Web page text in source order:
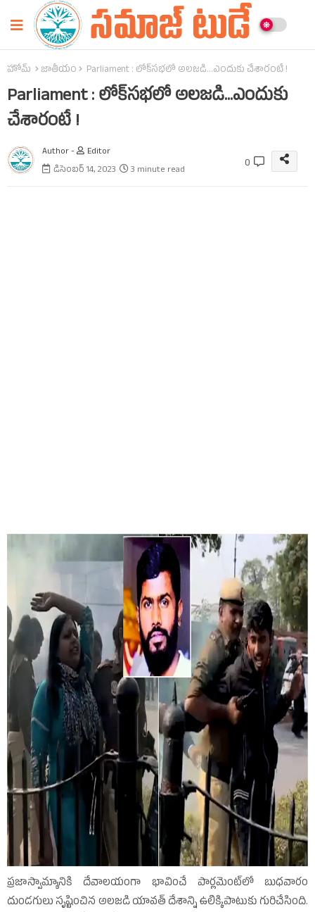
హోమ్ జాతీయం Parliament : లోక్‌సభలో అలజడి...ఎందుకు చేశారంటే !
Parliament : లోక్‌సభలో అలజడి...ఎందుకు
చేశారంటే !
Author -
Editor
డిసెంబర్ 14, 2023
3 minute read 0
ప్రజాస్వామ్యానికి దేవాలయంగా భావించే పార్లమెంట్‌లో బుధవారం
దుండగులు సృష్టించిన అలజడి యావత్‌ దేశాన్ని ఉలిక్కిపాటుకు గురిచేసింది.